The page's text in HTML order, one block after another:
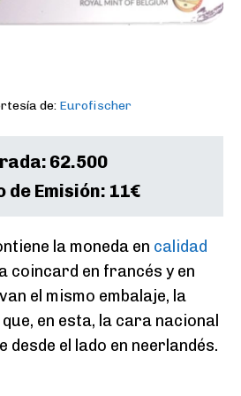
de: Eurofischer
62.500
de Emisión: 11€
la moneda en calidad
coincard en francés y en
el mismo embalaje, la
en esta, la cara nacional
desde el lado en neerlandés.